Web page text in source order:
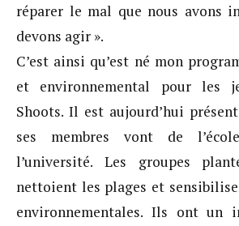
réparer le mal que nous avons
devons agir ».
C’est ainsi qu’est né mon
et environnemental pour les
Shoots. Il est aujourd’hui
ses membres vont de
l’université. Les groupes
nettoient les plages et
environnementales. Ils ont un